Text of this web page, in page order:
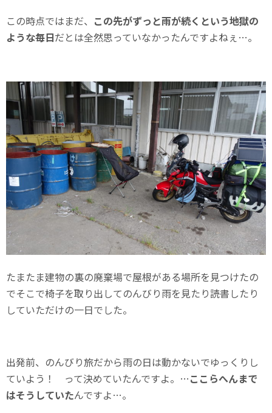
この時点ではまだ、 この先がずっと雨が続くという地獄の
ような毎日だとは全然思っていなかったんですよねぇ…。
たまたま建物の裏の廃棄場で屋根がある場所を見つけたの
でそこで椅子を取り出してのんびり雨を見たり読書したり
していただけの一日でした。
出発前、のんびり旅だから雨の日は動かないでゆっくりし
ていよう！ って決めていたんですよ。…ここらへんまで
はそうしていたんですよ…。